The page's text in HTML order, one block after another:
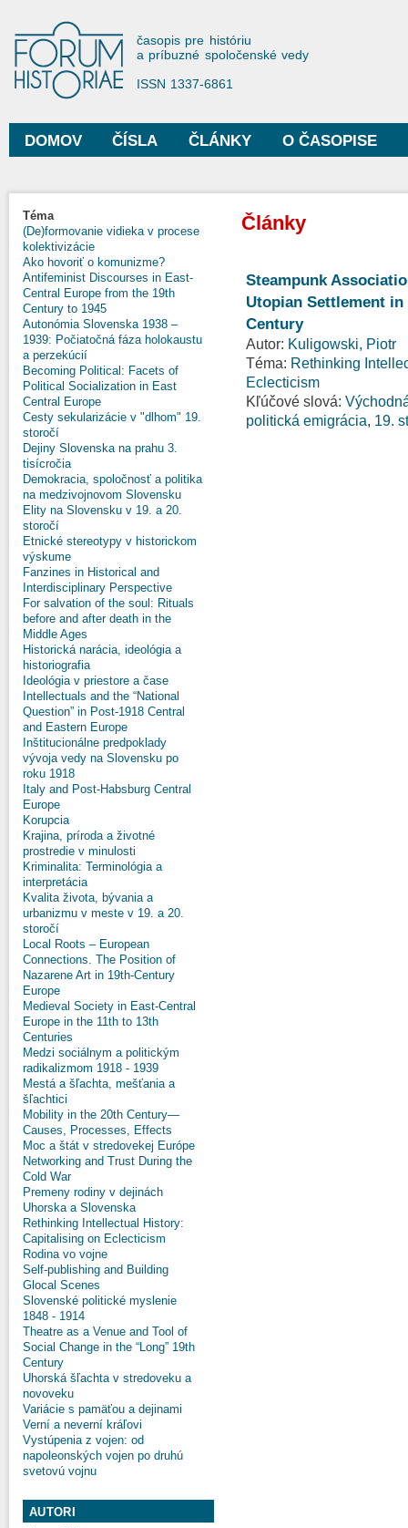
Forum Historiae
časopis pre históriu
a príbuzné spoločenské vedy
ISSN 1337-6861
Hlavné menu
DOMOV ČÍSLA ČLÁNKY O ČASOPISE
Téma
(De)formovanie vidieka v procese
kolektivizácie
Ako hovoriť o komunizme?
Antifeminist Discourses in East-
Central Europe from the 19th
Century to 1945
Autonómia Slovenska 1938 –
1939: Počiatočná fáza holokaustu
a perzekúcií
Becoming Political: Facets of
Political Socialization in East
Central Europe
Cesty sekularizácie v "dlhom" 19.
storočí
Dejiny Slovenska na prahu 3.
tisícročia
Demokracia, spoločnosť a politika
na medzivojnovom Slovensku
Elity na Slovensku v 19. a 20.
storočí
Etnické stereotypy v historickom
výskume
Fanzines in Historical and
Interdisciplinary Perspective
For salvation of the soul: Rituals
before and after death in the
Middle Ages
Historická narácia, ideológia a
historiografia
Ideológia v priestore a čase
Intellectuals and the “National
Question” in Post-1918 Central
and Eastern Europe
Inštitucionálne predpoklady
vývoja vedy na Slovensku po
roku 1918
Italy and Post-Habsburg Central
Europe
Korupcia
Krajina, príroda a životné
prostredie v minulosti
Kriminalita: Terminológia a
interpretácia
Kvalita života, bývania a
urbanizmu v meste v 19. a 20.
storočí
Local Roots – European
Connections. The Position of
Nazarene Art in 19th-Century
Europe
Medieval Society in East-Central
Europe in the 11th to 13th
Centuries
Medzi sociálnym a politickým
radikalizmom 1918 - 1939
Mestá a šľachta, mešťania a
šľachtici
Mobility in the 20th Century—
Causes, Processes, Effects
Moc a štát v stredovekej Európe
Networking and Trust During the
Cold War
Premeny rodiny v dejinách
Uhorska a Slovenska
Rethinking Intellectual History:
Capitalising on Eclecticism
Rodina vo vojne
Self-publishing and Building
Glocal Scenes
Slovenské politické myslenie
1848 - 1914
Theatre as a Venue and Tool of
Social Change in the “Long” 19th
Century
Uhorská šľachta v stredoveku a
novoveku
Variácie s pamäťou a dejinami
Verní a neverní kráľovi
Vystúpenia z vojen: od
napoleonských vojen po druhú
svetovú vojnu
AUTORI
Články
Steampunk
Utopian Settlement
Century
Autor: Kuligowski, Piotr
Téma: Rethinking
Eclecticism
Kľúčové slová:
politická emigrácia, 19.